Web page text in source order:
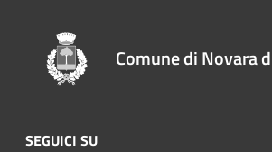
Comune di Novara
SEGUICI SU